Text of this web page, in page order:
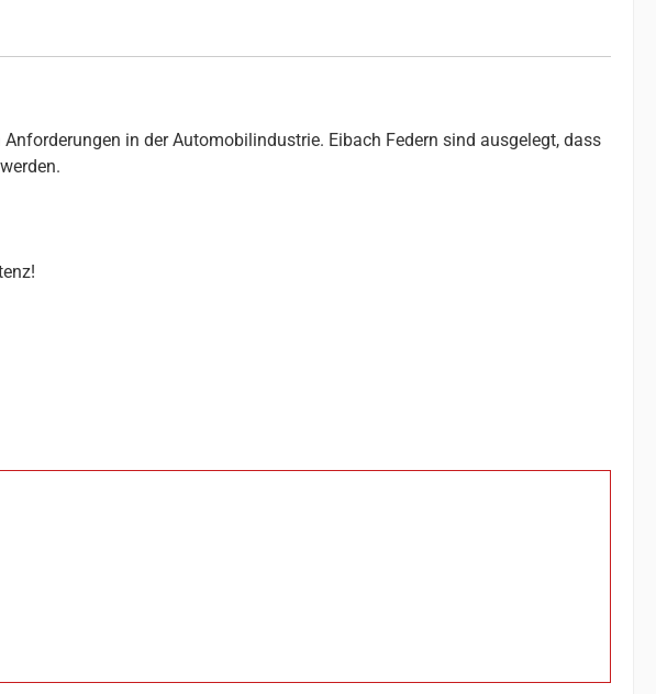
in der Automobilindustrie. Eibach Federn sind ausgelegt, dass